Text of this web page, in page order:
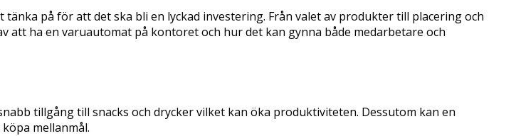
på för att det ska bli en lyckad investering. Från valet av produkter till placering och
ha en varuautomat på kontoret och hur det kan gynna både medarbetare och
tillgång till snacks och drycker vilket kan öka produktiviteten. Dessutom kan en
mellanmål.